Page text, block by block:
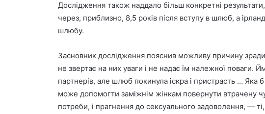
Дослідження також наддало більш конкретні
через, приблизно, 8,5 років після вступу в шлюб, а
шлюбу.
Засновник дослідження пояснив можливу причину
не звертає на них уваги і не надає їм належної поваги.
партнерів, але шлюб покинула іскра і пристрасть … Яка
може допомогти заміжнім жінкам повернути втрачену
потреби, і прагнення до сексуального задоволення, —